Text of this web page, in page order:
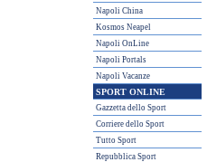
Napoli China
Kosmos Neapel
Napoli OnLine
Napoli Portals
Napoli Vacanze
SPORT ONLINE
Gazzetta dello Sport
Corriere dello Sport
Tutto Sport
Repubblica Sport